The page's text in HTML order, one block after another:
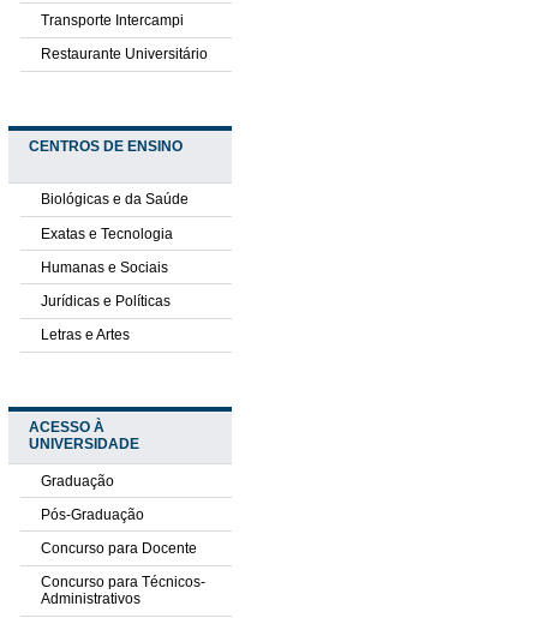
Transporte Intercampi
Restaurante Universitário
CENTROS DE ENSINO
Biológicas e da Saúde
Exatas e Tecnologia
Humanas e Sociais
Jurídicas e Políticas
Letras e Artes
ACESSO À
UNIVERSIDADE
Graduação
Pós-Graduação
Concurso para Docente
Concurso para Técnicos-
Administrativos